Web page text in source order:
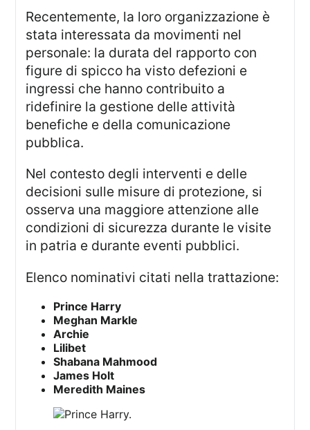
Recentemente, la loro organizzazione è
stata interessata da movimenti nel
personale: la durata del rapporto con
figure di spicco ha visto defezioni e
ingressi che hanno contribuito a
ridefinire la gestione delle attività
benefiche e della comunicazione
pubblica.
Nel contesto degli interventi e delle
decisioni sulle misure di protezione, si
osserva una maggiore attenzione alle
condizioni di sicurezza durante le visite
in patria e durante eventi pubblici.
Elenco nominativi citati nella trattazione:
Prince Harry
Meghan Markle
Archie
Lilibet
Shabana Mahmood
James Holt
Meredith Maines